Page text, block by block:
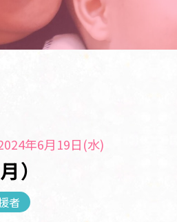
年6月19日(水)
）
者